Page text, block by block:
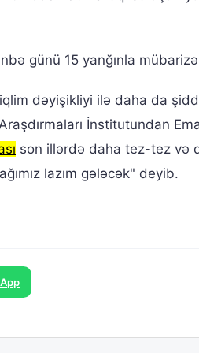
günü 15 yanğınla
dəyişikliyi ilə daha da
İnstitutundan
son illərdə daha tez-tez və
lazım gələcək" deyib.